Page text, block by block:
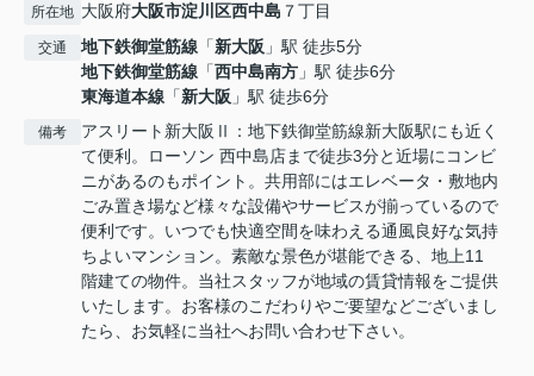
所在地 大阪府大阪市淀川区西中島 ７丁目
交通 地下鉄御堂筋線 「新大阪 」駅 徒歩5分
地下鉄御堂筋線 「西中島南方 」駅 徒歩6分
東海道本線 「新大阪 」駅 徒歩6分
備考
アスリート新大阪Ⅱ：地下鉄御堂筋線新大阪駅にも近く
て便利。ローソン 西中島店まで徒歩3分と近場にコンビ
ニがあるのもポイント。共用部にはエレベータ・敷地内
ごみ置き場など様々な設備やサービスが揃っているので
便利です。いつでも快適空間を味わえる通風良好な気持
ちよいマンション。素敵な景色が堪能できる、地上11
階建ての物件。当社スタッフが地域の賃貸情報をご提供
いたします。お客様のこだわりやご要望などございまし
たら、お気軽に当社へお問い合わせ下さい。